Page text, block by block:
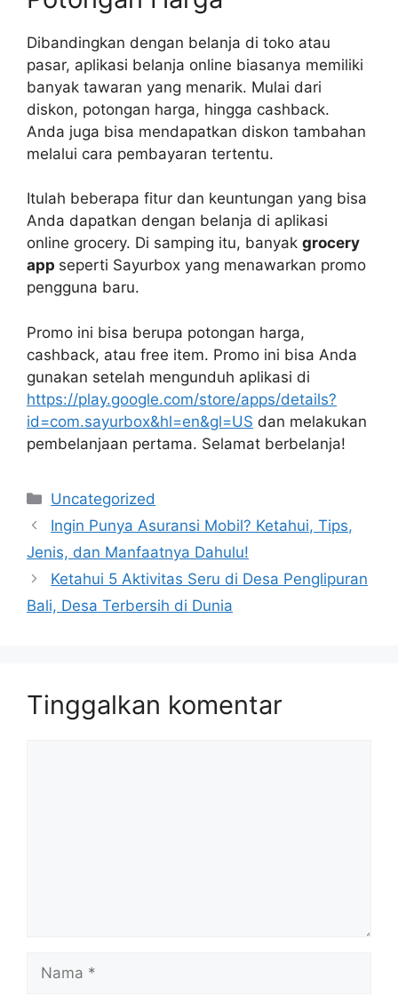
Dibandingkan dengan belanja di toko atau
pasar, aplikasi belanja online biasanya memiliki
banyak tawaran yang menarik. Mulai dari
diskon, potongan harga, hingga cashback.
Anda juga bisa mendapatkan diskon tambahan
melalui cara pembayaran tertentu.
Itulah beberapa fitur dan keuntungan yang bisa
Anda dapatkan dengan belanja di aplikasi
online grocery. Di samping itu, banyak grocery
app seperti Sayurbox yang menawarkan promo
pengguna baru.
Promo ini bisa berupa potongan harga,
cashback, atau free item. Promo ini bisa Anda
gunakan setelah mengunduh aplikasi di
https://play.google.com/store/apps/details?
id=com.sayurbox&hl=en&gl=US dan melakukan
pembelanjaan pertama. Selamat berbelanja!
Kategori
Uncategorized
Ingin Punya Asuransi Mobil? Ketahui, Tips,
Jenis, dan Manfaatnya Dahulu!
Ketahui 5 Aktivitas Seru di Desa Penglipuran
Bali, Desa Terbersih di Dunia
Tinggalkan komentar